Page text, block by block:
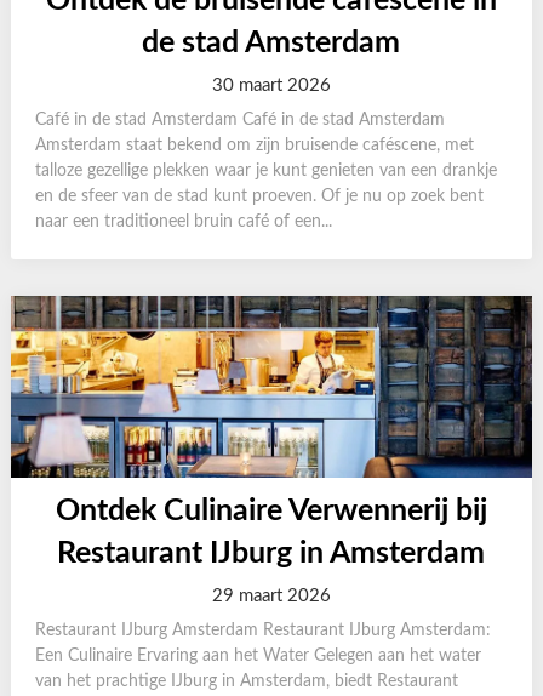
de stad Amsterdam
30 maart 2026
Café in de stad Amsterdam Café in de stad Amsterdam
Amsterdam staat bekend om zijn bruisende caféscene, met
talloze gezellige plekken waar je kunt genieten van een drankje
en de sfeer van de stad kunt proeven. Of je nu op zoek bent
naar een traditioneel bruin café of een...
Ontdek Culinaire Verwennerij bij
Restaurant IJburg in Amsterdam
29 maart 2026
Restaurant IJburg Amsterdam Restaurant IJburg Amsterdam:
Een Culinaire Ervaring aan het Water Gelegen aan het water
van het prachtige IJburg in Amsterdam, biedt Restaurant